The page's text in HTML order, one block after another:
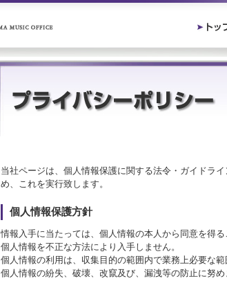
当社ページは、個人情報保護に関する法令・ガイドラ
め、これを実行致します。
個人情報保護方針
情報入手に当たっては、個人情報の本人から同意を得る
個人情報を不正な方法により入手しません。
個人情報の利用は、収集目的の範囲内で業務上必要な範
個人情報の紛失、破壊、改竄及び、漏洩等の防止に努め